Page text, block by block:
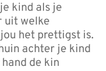
kind als je
uit welke
het prettigst is.
achter je kind
de kin